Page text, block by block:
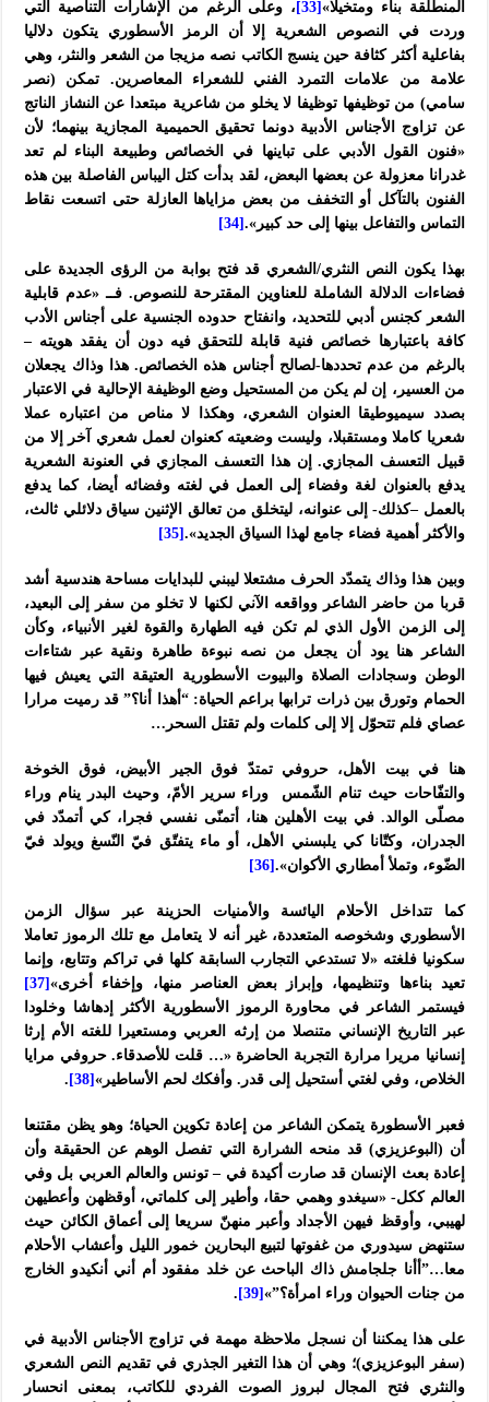
المنطلقة بناء ومتخيلا»[33]
، وعلى الرغم من الإشارات التناصية التي
وردت في النصوص الشعرية إلا أن الرمز الأسطوري يتكون دلاليا
بفاعلية أكثر كثافة حين ينسج الكاتب نصه مزيجا من الشعر والنثر، وهي
علامة من علامات التمرد الفني للشعراء المعاصرين. تمكن (نصر
سامي) من توظيفها توظيفا لا يخلو من شاعرية مبتعدا عن النشاز الناتج
عن تزاوج الأجناس الأدبية دونما تحقيق الحميمية المجازية بينهما؛ لأن
«فنون القول الأدبي على تباينها في الخصائص وطبيعة البناء لم تعد
غدرانا معزولة عن بعضها البعض، لقد بدأت كتل اليباس الفاصلة بين هذه
الفنون بالتآكل أو التخفف من بعض مزاياها العازلة حتى اتسعت نقاط
التماس والتفاعل بينها إلى حد كبير». [34]
بهذا يكون النص النثري/الشعري قد فتح بوابة من الرؤى الجديدة على
فضاءات الدلالة الشاملة للعناوين المقترحة للنصوص. فــ «عدم قابلية
الشعر كجنس أدبي للتحديد، وانفتاح حدوده الجنسية على أجناس الأدب
كافة باعتبارها خصائص فنية قابلة للتحقق فيه دون أن يفقد هويته –
بالرغم من عدم تحددها-لصالح أجناس هذه الخصائص. هذا وذاك يجعلان
من العسير، إن لم يكن من المستحيل وضع الوظيفة الإحالية في الاعتبار
بصدد سيميوطيقا العنوان الشعري، وهكذا لا مناص من اعتباره عملا
شعريا كاملا ومستقبلا، وليست وضعيته كعنوان لعمل شعري آخر إلا من
قبيل التعسف المجازي. إن هذا التعسف المجازي في العنونة الشعرية
يدفع بالعنوان لغة وفضاء إلى العمل في لغته وفضائه أيضا، كما يدفع
بالعمل –كذلك- إلى عنوانه، ليتخلق من تعالق الإثنين سياق دلائلي ثالث،
والأكثر أهمية فضاء جامع لهذا السياق الجديد». [35]
وبين هذا وذاك يتمدّد الحرف مشتعلا ليبني للبدايات مساحة هندسية أشد
قربا من حاضر الشاعر وواقعه الآني لكنها لا تخلو من سفر إلى البعيد،
إلى الزمن الأول الذي لم تكن فيه الطهارة والقوة لغير الأنبياء، وكأن
الشاعر هنا يود أن يجعل من نصه نبوءة طاهرة ونقية عبر شتاءات
الوطن وسجادات الصلاة والبيوت الأسطورية العتيقة التي يعيش فيها
الحمام وتورق بين ذرات ترابها براعم الحياة: “أهذا أنا؟” قد رميت مرارا
عصاي فلم تتحوّل إلا إلى كلمات ولم تقتل السحر…
هنا في بیت الأهل، حروفي تمتدّ فوق الجیر الأبیض، فوق الخوخة
والتفّاحات حیث تنام الشّمس وراء سریر الأمّ، وحیث البدر ینام وراء
مصلّى الوالد. في بیت الأهلین هنا، أتمنّى نفسي فجرا، كي أتمدّد في
الجدران، وكتّانا كي یلبسني الأهل، أو ماء یتفتّق فيّ النّسغ ویولد فيّ
الضّوء، وتملأ أمطاري الأكوان». [36]
كما تتداخل الأحلام اليائسة والأمنيات الحزينة عبر سؤال الزمن
الأسطوري وشخوصه المتعددة، غير أنه لا يتعامل مع تلك الرموز تعاملا
سكونيا فلغته «لا تستدعي التجارب السابقة كلها في تراكم وتتابع، وإنما
تعيد بناءها وتنظيمها، وإبراز بعض العناصر منها، وإخفاء أخرى»[37]
فيستمر الشاعر في محاورة الرموز الأسطورية الأكثر إدهاشا وخلودا
عبر التاريخ الإنساني متنصلا من إرثه العربي ومستعيرا للغته الأم إرثا
إنسانيا مريرا مرارة التجربة الحاضرة «… قلت للأصدقاء. حروفي مرايا
الخلاص، وفي لغتي أستحيل إلى قدر. وأفكك لحم الأساطير» [38]
.
فعبر الأسطورة يتمكن الشاعر من إعادة تكوين الحياة؛ وهو يظن مقتنعا
أن (البوعزيزي) قد منحه الشرارة التي تفصل الوهم عن الحقيقة وأن
إعادة بعث الإنسان قد صارت أكيدة في – تونس والعالم العربي بل وفي
العالم ككل- «سيغدو وهمي حقا، وأطير إلى كلماتي، أوقظهن وأعطيهن
لهيبي، وأوقظ فيهن الأجداد وأعبر منهنّ سريعا إلى أعماق الكائن حيث
ستنهض سيدوري من غفوتها لتبيع البحارين خمور الليل وأعشاب الأحلام
معا…”أأنا جلجامش ذاك الباحث عن خلد مفقود أم أني أنكيدو الخارج
من جنات الحيوان وراء امرأة؟”» [39]
.
على هذا يمكننا أن نسجل ملاحظة مهمة في تزاوج الأجناس الأدبية في
(سفر البوعزيزي)؛ وهي أن هذا التغير الجذري في تقديم النص الشعري
والنثري فتح المجال لبروز الصوت الفردي للكاتب، بمعنى انحسار